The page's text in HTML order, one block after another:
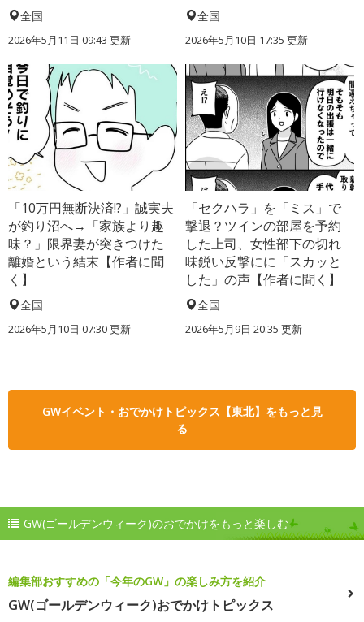
全国
2026年5月11日 09:43 更新
全国
2026年5月10日 17:35 更新
「10万円無断決済!?」誠実夫
が釣り沼へ→「家族より趣
味？」限界妻が突きつけた
離婚という結末【作者に聞
く】
全国
2026年5月10日 07:30 更新
「セクハラ」を「ミス」で
撃退？ツインの部屋を予約
した上司、女性部下の切れ
味鋭い反撃にに「スカッと
した」の声【作者に聞く】
全国
2026年5月9日 20:35 更新
GWイベント・おでかけトピックス【東北】をもっと見
る
GW(ゴールデンウィーク)のおでかけをもっと楽しむ
編集部おすすめの「今年のGW」の楽しみ方を紹介
GW(ゴールデンウィーク)おでかけトピックス